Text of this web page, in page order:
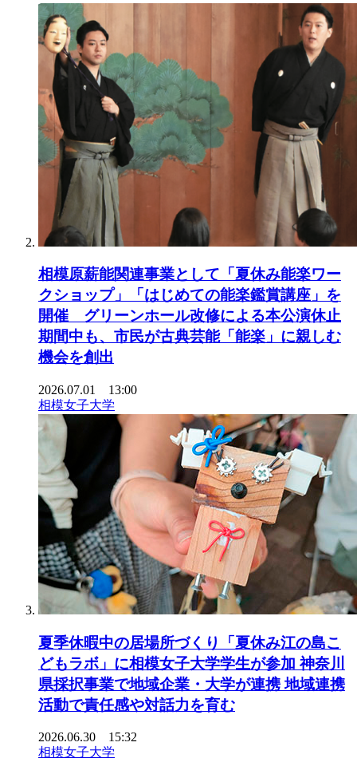
相模原薪能関連事業として「夏休み能楽ワー
クショップ」「はじめての能楽鑑賞講座」を
開催 グリーンホール改修による本公演休止
期間中も、市民が古典芸能「能楽」に親しむ
機会を創出
2026.07.01 13:00
相模女子大学
夏季休暇中の居場所づくり「夏休み江の島こ
どもラボ」に相模女子大学学生が参加 神奈川
県採択事業で地域企業・大学が連携 地域連携
活動で責任感や対話力を育む
2026.06.30 15:32
相模女子大学